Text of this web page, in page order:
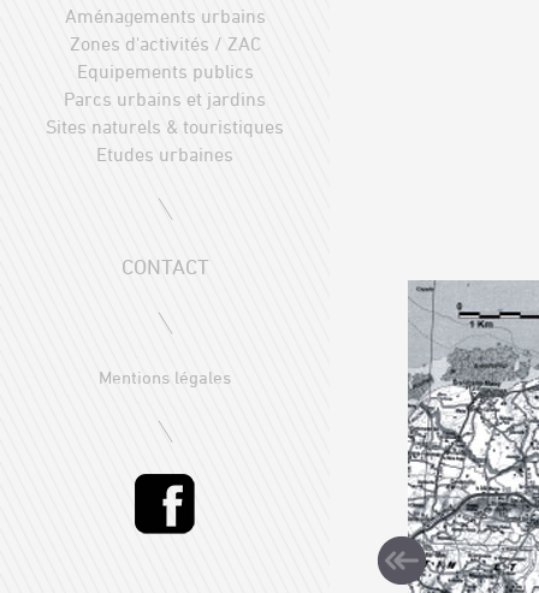
Aménagements urbains
Zones d'activités / ZAC
Equipements publics
Parcs urbains et jardins
Sites naturels & touristiques
Etudes urbaines
CONTACT
Mentions légales